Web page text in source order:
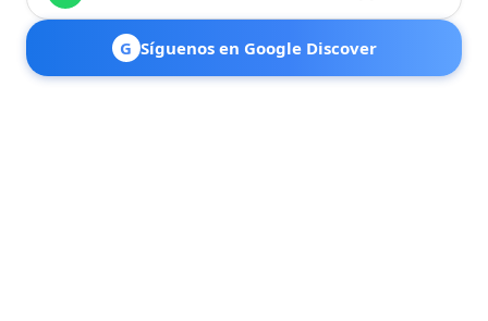
G Síguenos en Google Discover